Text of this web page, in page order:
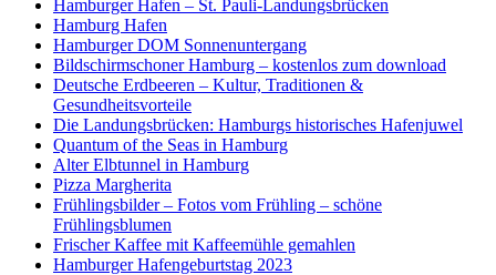
Hamburger Hafen – St. Pauli-Landungsbrücken
Hamburg Hafen
Hamburger DOM Sonnenuntergang
Bildschirmschoner Hamburg – kostenlos zum download
Deutsche Erdbeeren – Kultur, Traditionen &
Gesundheitsvorteile
Die Landungsbrücken: Hamburgs historisches Hafenjuwel
Quantum of the Seas in Hamburg
Alter Elbtunnel in Hamburg
Pizza Margherita
Frühlingsbilder – Fotos vom Frühling – schöne
Frühlingsblumen
Frischer Kaffee mit Kaffeemühle gemahlen
Hamburger Hafengeburtstag 2023